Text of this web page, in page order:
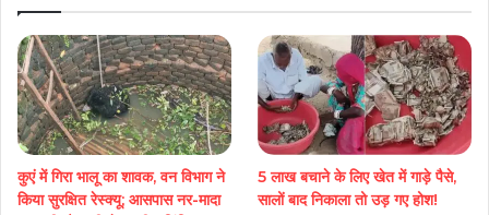
कुएं में गिरा भालू का शावक, वन विभाग ने
किया सुरक्षित रेस्क्यू; आसपास नर-मादा
5 लाख बचाने के लिए खेत में गाड़े पैसे,
सालों बाद निकाला तो उड़ गए होश!